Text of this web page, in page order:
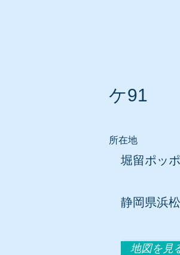
ケ91
所在地
堀留ポッ
静岡 県浜
地図を見